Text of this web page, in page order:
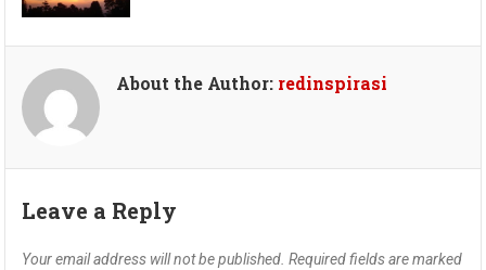
About the Author: redinspirasi
Leave a Reply
Your email address will not be published. Required fields are marked